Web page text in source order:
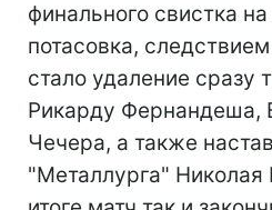
финального свистка
потасовка,
стало удаление сразу
Рикарду Фернандеша,
Чечера, а также
"Металлурга" Николая